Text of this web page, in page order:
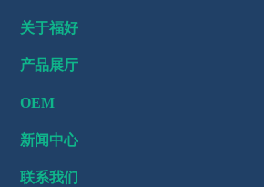
关于福好
产品展厅
OEM
新闻中心
联系我们